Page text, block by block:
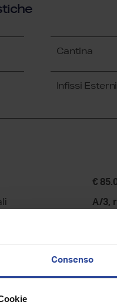
Consenso
Cantina
Infissi Esterni
€
A/3,